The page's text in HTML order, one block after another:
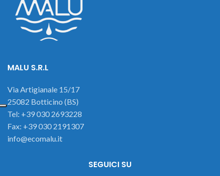
MALU S.R.L
Via Artigianale 15/17
25082 Botticino (BS)
Tel: +39 030 2693228
Fax: +39 030 2191307
info@ecomalu.it
SEGUICI SU